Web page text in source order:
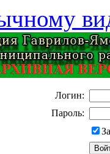
Логин:
Пароль: